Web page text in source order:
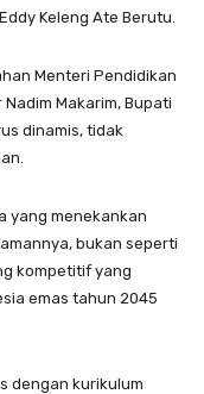
Keleng Ate Berutu.
Menteri Pendidikan
Makarim, Bupati
dinamis, tidak
yang menekankan
bukan seperti
kompetitif yang
emas tahun 2045
dengan kurikulum